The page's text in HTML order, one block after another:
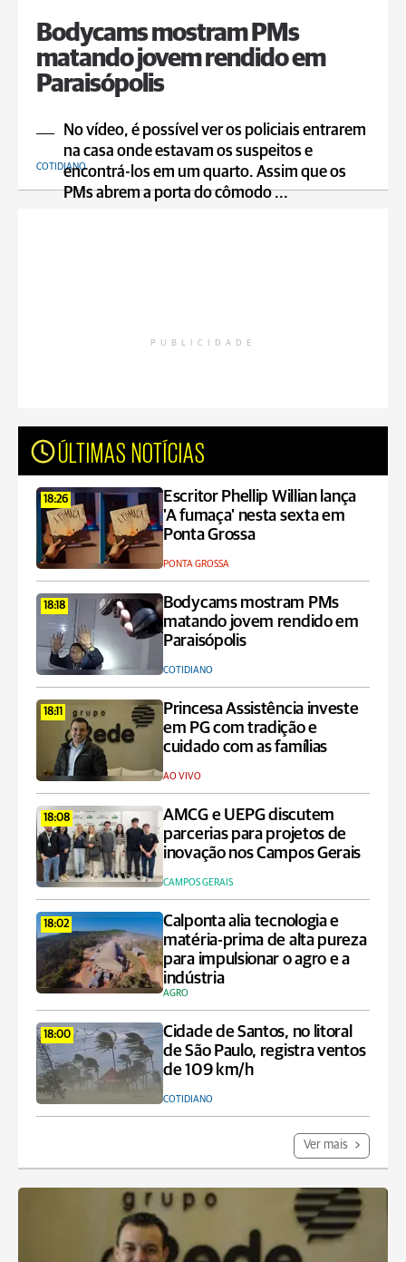
Bodycams mostram PMs
matando jovem rendido em
Paraisópolis
No vídeo, é possível ver os policiais entrarem
na casa onde estavam os suspeitos e
encontrá-los em um quarto. Assim que os
PMs abrem a porta do cômodo ...
COTIDIANO
PUBLICIDADE
ÚLTIMAS NOTÍCIAS
18:26
Escritor Phellip Willian lança
'A fumaça' nesta sexta em
Ponta Grossa
PONTA GROSSA
18:18
Bodycams mostram PMs
matando jovem rendido em
Paraisópolis
COTIDIANO
18:11
Princesa Assistência investe
em PG com tradição e
cuidado com as famílias
AO VIVO
18:08
AMCG e UEPG discutem
parcerias para projetos de
inovação nos Campos Gerais
CAMPOS GERAIS
18:02
Calponta alia tecnologia e
matéria-prima de alta pureza
para impulsionar o agro e a
indústria
AGRO
18:00
Cidade de Santos, no litoral
de São Paulo, registra ventos
de 109 km/h
COTIDIANO
Ver mais